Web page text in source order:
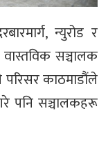
न्युरोड र
वास्तविक सञ्चालक
परिसर काठमाडौंले
पनि सञ्चालकहरू